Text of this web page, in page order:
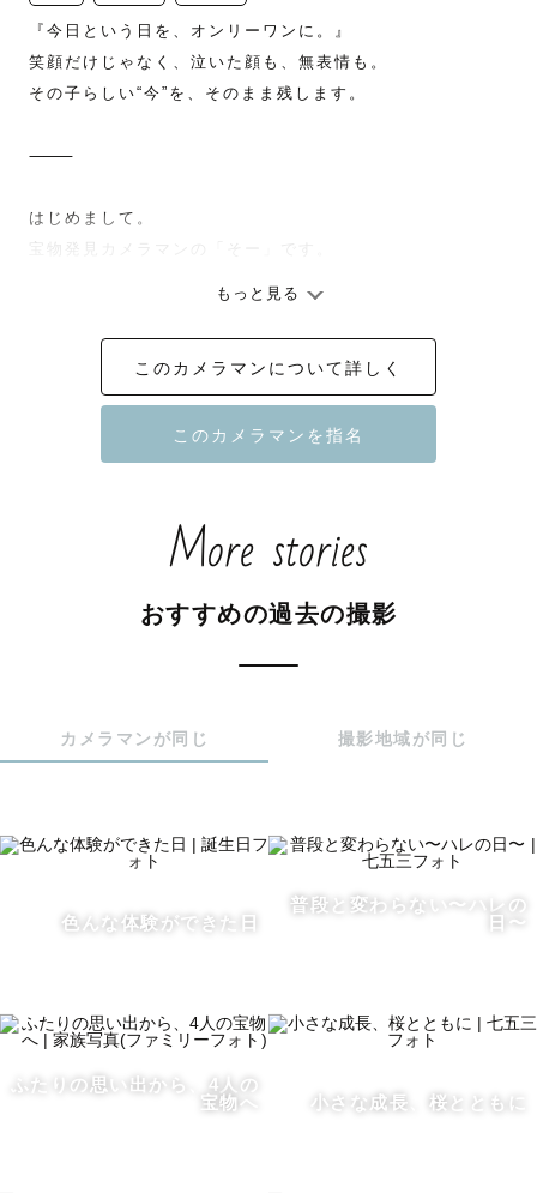
『今日という日を、オンリーワンに。』
笑顔だけじゃなく、泣いた顔も、無表情も。
その子らしい“今”を、そのまま残します。
⸻
はじめまして。
宝物発見カメラマンの「そー」です。
真"です。
「うちの子、人見知りで…」
撮影前の打ち合わせでは、
「どういう声かけが合いそうか」
もっと見る
このカメラマンについて詳しく
More stories
おすすめの過去の撮影
カメラマンが同じ 撮影地域が同じ
色んな体験ができた日
普段と変わらない〜ハレの
日〜
ふたりの思い出から、4人の
宝物へ
小さな成長、桜とともに